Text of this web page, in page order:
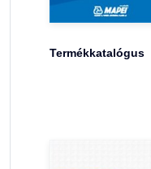
Termékkatalógus